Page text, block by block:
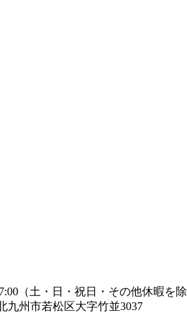
（土・日・祝日・その他休暇を
九州市若松区大字竹並3037